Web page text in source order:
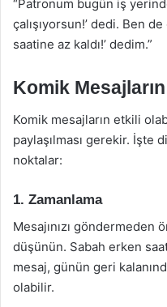
“Patronum bugün iş
çalışıyorsun!’ dedi. Ben
saatine az kaldı!’ dedim.”
Komik Mesajların
Komik mesajların etkili
paylaşılması gerekir. İşte
noktalar:
1. Zamanlama
Mesajınızı göndermeden
düşünün. Sabah erken
mesaj, günün geri
olabilir.